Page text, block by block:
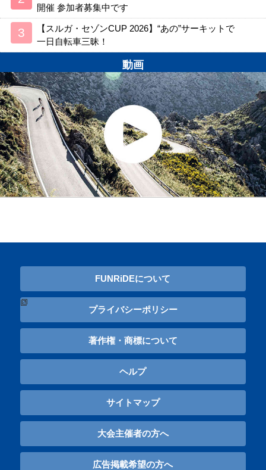
開催 参加者募集中です
【スルガ・セゾンCUP 2026】“あの”サーキットで
一日自転車三昧！
動画
FUNRiDEについて
プライバシーポリシー
著作権・商標について
ヘルプ
サイトマップ
大会主催者の方へ
広告掲載希望の方へ